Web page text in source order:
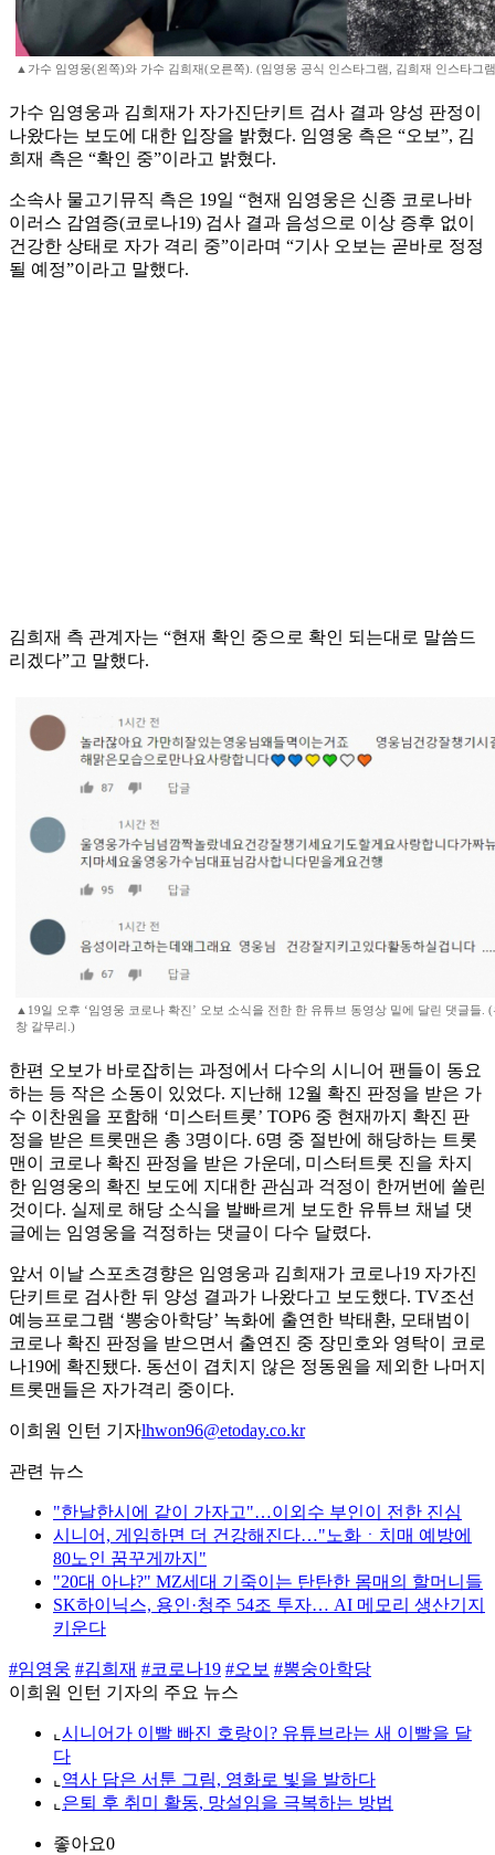
▲가수 임영웅(왼쪽)와 가수 김희재(오른쪽). (임영웅 공식 인스타그램, 김희재 인스타그
가수 임영웅과 김희재가 자가진단키트 검사 결과 양성 판정이
나왔다는 보도에 대한 입장을 밝혔다. 임영웅 측은 “오보”, 김
희재 측은 “확인 중”이라고 밝혔다.
소속사 물고기뮤직 측은 19일 “현재 임영웅은 신종 코로나바
이러스 감염증(코로나19) 검사 결과 음성으로 이상 증후 없이
건강한 상태로 자가 격리 중”이라며 “기사 오보는 곧바로 정정
될 예정”이라고 말했다.
김희재 측 관계자는 “현재 확인 중으로 확인 되는대로 말씀드
리겠다”고 말했다.
▲19일 오후 ‘임영웅 코로나 확진’ 오보 소식을 전한 한 유튜브 동영상 밑에 달린 댓글들.
창 갈무리.)
한편 오보가 바로잡히는 과정에서 다수의 시니어 팬들이 동요
하는 등 작은 소동이 있었다. 지난해 12월 확진 판정을 받은 가
수 이찬원을 포함해 ‘미스터트롯’ TOP6 중 현재까지 확진 판
정을 받은 트롯맨은 총 3명이다. 6명 중 절반에 해당하는 트롯
맨이 코로나 확진 판정을 받은 가운데, 미스터트롯 진을 차지
한 임영웅의 확진 보도에 지대한 관심과 걱정이 한꺼번에 쏠린
것이다. 실제로 해당 소식을 발빠르게 보도한 유튜브 채널 댓
글에는 임영웅을 걱정하는 댓글이 다수 달렸다.
앞서 이날 스포츠경향은 임영웅과 김희재가 코로나19 자가진
단키트로 검사한 뒤 양성 결과가 나왔다고 보도했다. TV조선
예능프로그램 ‘뽕숭아학당’ 녹화에 출연한 박태환, 모태범이
코로나 확진 판정을 받으면서 출연진 중 장민호와 영탁이 코로
나19에 확진됐다. 동선이 겹치지 않은 정동원을 제외한 나머지
트롯맨들은 자가격리 중이다.
이희원 인턴 기자lhwon96@etoday.co.kr
관련 뉴스
"한날한시에 같이 가자고"…이외수 부인이 전한 진심
시니어, 게임하면 더 건강해진다…"노화ㆍ치매 예방에
80노인 꿈꾸게까지"
"20대 아냐?" MZ세대 기죽이는 탄탄한 몸매의 할머니들
SK하이닉스, 용인·청주 54조 투자… AI 메모리 생산기지
키운다
#임영웅 #김희재 #코로나19 #오보 #뽕숭아학당
이희원 인턴 기자의 주요 뉴스
⌞ 시니어가 이빨 빠진 호랑이? 유튜브라는 새 이빨을 달
다
⌞ 역사 담은 서툰 그림, 영화로 빛을 발하다
⌞ 은퇴 후 취미 활동, 망설임을 극복하는 방법
좋아요0